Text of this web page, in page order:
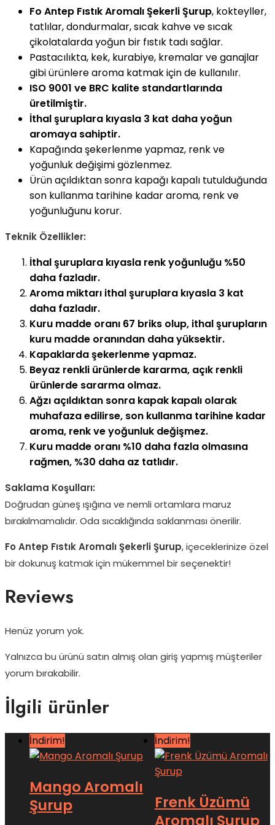
Fo Antep Fıstık Aromalı Şekerli Şurup, kokteyller,
tatlılar, dondurmalar, sıcak kahve ve sıcak
çikolatalarda yoğun bir fıstık tadı sağlar.
Pastacılıkta, kek, kurabiye, kremalar ve ganajlar
gibi ürünlere aroma katmak için de kullanılır.
ISO 9001 ve BRC kalite standartlarında
üretilmiştir.
İthal şuruplara kıyasla 3 kat daha yoğun
aromaya sahiptir.
Kapağında şekerlenme yapmaz, renk ve
yoğunluk değişimi gözlenmez.
Ürün açıldıktan sonra kapağı kapalı tutulduğunda
son kullanma tarihine kadar aroma, renk ve
yoğunluğunu korur.
Teknik Özellikler:
İthal şuruplara kıyasla renk yoğunluğu %50
daha fazladır.
Aroma miktarı ithal şuruplara kıyasla 3 kat
daha fazladır.
Kuru madde oranı 67 briks olup, ithal şurupların
kuru madde oranından daha yüksektir.
Kapaklarda şekerlenme yapmaz.
Beyaz renkli ürünlerde kararma, açık renkli
ürünlerde sararma olmaz.
Ağzı açıldıktan sonra kapak kapalı olarak
muhafaza edilirse, son kullanma tarihine kadar
aroma, renk ve yoğunluk değişmez.
Kuru madde oranı %10 daha fazla olmasına
rağmen, %30 daha az tatlıdır.
Saklama Koşulları:
Doğrudan güneş ışığına ve nemli ortamlara maruz
bırakılmamalıdır. Oda sıcaklığında saklanması önerilir.
Fo Antep Fıstık Aromalı Şekerli Şurup, içeceklerinize özel
bir dokunuş katmak için mükemmel bir seçenektir!
Reviews
Henüz yorum yok.
Yalnızca bu ürünü satın almış olan giriş yapmış müşteriler
yorum bırakabilir.
İlgili ürünler
İndirim!
Mango Aromalı
Şurup
İndirim!
Frenk Üzümü
Aromalı Şurup